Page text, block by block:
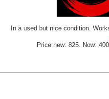
In a used but nice condition.
Price new: 825. Now: 400